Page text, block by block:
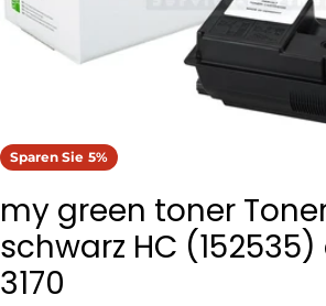
Sparen Sie 5%
my green toner
schwarz HC
3170